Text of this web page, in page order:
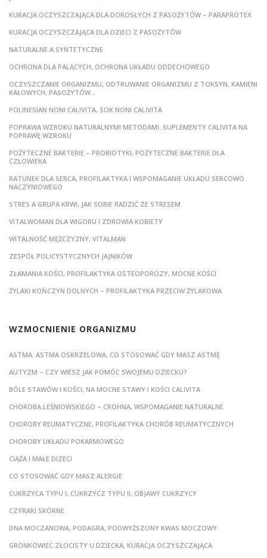
KURACJA OCZYSZCZAJĄCA DLA DOROSŁYCH Z PASOŻYTÓW – PARAPROTEX
KURACJA OCZYSZCZAJĄCA DLA DZIECI Z PASOŻYTÓW
NATURALNE A SYNTETYCZNE
OCHRONA DLA PALĄCYCH, OCHRONA UKŁADU ODDECHOWEGO
OCZYSZCZANIE ORGANIZMU, ODTRUWANIE ORGANIZMU Z TOKSYN, KAMIENI
KAŁOWYCH, PASOŻYTÓW…
POLINESIAN NONI CALIVITA, SOK NONI CALIVITA
POPRAWA WZROKU NATURALNYMI METODAMI. SUPLEMENTY CALIVITA NA
POPRAWĘ WZROKU
POŻYTECZNE BAKTERIE – PROBIOTYKI, POŻYTECZNE BAKTERIE DLA
CZŁOWIEKA
RATUNEK DLA SERCA, PROFILAKTYKA I WSPOMAGANIE UKŁADU SERCOWO
NACZYNIOWEGO
STRES A GRUPA KRWI, JAK SOBIE RADZIĆ ZE STRESEM
VITALWOMAN DLA WIGORU I ZDROWIA KOBIETY
WITALNOŚĆ MĘŻCZYZNY, VITALMAN
ZESPÓŁ POLICYSTYCZNYCH JAJNIKÓW
ZŁAMANIA KOŚCI, PROFILAKTYKA OSTEOPOROZY, MOCNE KOŚCI
ŻYLAKI KOŃCZYN DOLNYCH – PROFILAKTYKA PRZECIW ŻYLAKOWA
WZMOCNIENIE ORGANIZMU
ASTMA. ASTMA OSKRZELOWA, CO STOSOWAĆ GDY MASZ ASTMĘ
AUTYZM – CZY WIESZ JAK POMÓC SWOJEMU DZIECKU?
BÓLE STAWÓW I KOŚCI, NA MOCNE STAWY I KOŚCI CALIVITA
CHOROBA LEŚNIOWSKIEGO – CROHNA, WSPOMAGANIE NATURALNE
CHOROBY REUMATYCZNE, PROFILAKTYKA CHORÓB REUMATYCZNYCH
CHOROBY UKŁADU POKARMOWEGO
CIĄŻA I MAŁE DIZECI
CO STOSOWAĆ GDY MASZ ALERGIE
CUKRZYCA TYPU I, CUKRZYCZ TYPU II, OBJAWY CUKRZYCY
CZYRAKI SKÓRNE
DNA MOCZANOWA, PODAGRA, PODWYŻSZONY KWAS MOCZOWY
GRONKOWIEC ZŁOCISTY U DZIECKA, KURACJA OCZYSZCZAJĄCA